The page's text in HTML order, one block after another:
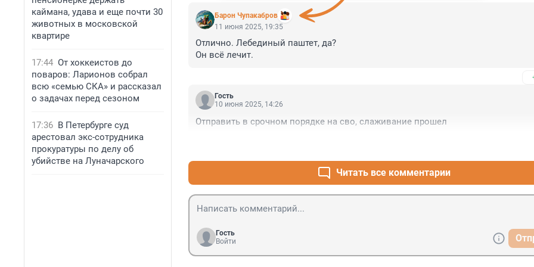
каймана, удава и еще почти 30
животных в московской
квартире
17:44 От хоккеистов до
поваров: Ларионов собрал
всю «семью СКА» и рассказал
о задачах перед сезоном
17:36 В Петербурге суд
арестовал экс-сотрудника
прокуратуры по делу об
убийстве на Луначарского
Барон Чупакабров
11 июня 2025, 19:35
Отлично. Лебединый паштет, да?
Он всё лечит.
Гость
10 июня 2025, 14:26
Отправить в срочном порядке на сво, слаживание прошел
Читать все комментарии
Гость
Войти